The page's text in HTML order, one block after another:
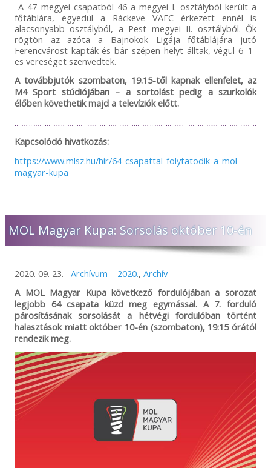
A 47 megyei csapatból 46 a megyei I. osztályból került a
főtáblára, egyedül a Ráckeve VAFC érkezett ennél is
alacsonyabb osztályból, a Pest megyei II. osztályból. Ők
rögtön az azóta a Bajnokok Ligája főtáblájára jutó
Ferencvárost kapták és bár szépen helyt álltak, végül 6–1-
es vereséget szenvedtek.
A továbbjutók szombaton, 19.15-től kapnak ellenfelet, az
M4 Sport stúdiójában – a sortolást pedig a szurkolók
élőben követhetik majd a televíziók előtt.
Kapcsolódó hivatkozás:
https://www.mlsz.hu/hir/64-csapattal-folytatodik-a-mol-
magyar-kupa
MOL Magyar Kupa: Sorsolás október 10-én
2020. 09. 23. Archívum – 2020., Archív
A MOL Magyar Kupa következő fordulójában a sorozat
legjobb 64 csapata küzd meg egymással. A 7. forduló
párosításának sorsolását a hétvégi fordulóban történt
halasztások miatt október 10-én (szombaton), 19:15 órától
rendezik meg.